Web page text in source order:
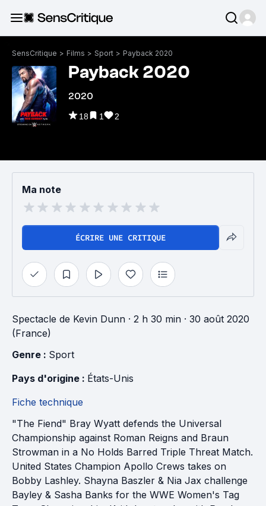
SensCritique > Films > Sport > Payback 2020
Payback 2020
2020
18 1 2
Ma note
ÉCRIRE UNE CRITIQUE
Spectacle de Kevin Dunn · 2 h 30 min · 30 août 2020
(France)
Genre : Sport
Pays d'origine : États-Unis
Fiche technique
"The Fiend" Bray Wyatt defends the Universal
Championship against Roman Reigns and Braun
Strowman in a No Holds Barred Triple Threat Match.
United States Champion Apollo Crews takes on
Bobby Lashley. Shayna Baszler & Nia Jax challenge
Bayley & Sasha Banks for the WWE Women's Tag